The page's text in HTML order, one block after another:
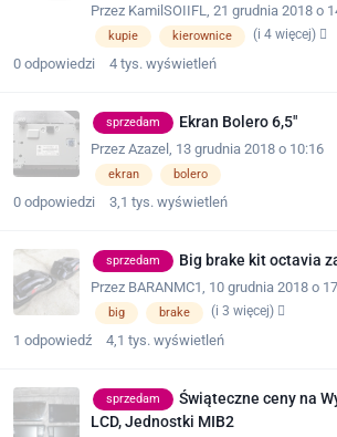
Przez KamilSOIIFL 21 grudnia 2018 o
kupie kierownice (i 4 więcej)
0 odpowiedzi 4 tys. wyświetleń
sprzedam Ekran Bolero 6,5"
Przez Azazel 13 grudnia 2018 o 10:16
ekran bolero
0 odpowiedzi 3,1 tys. wyświetleń
sprzedam Big brake kit octavia
Przez BARANMC1 10 grudnia 2018 o
big brake (i 3 więcej)
1 odpowiedź 4,1 tys. wyświetleń
sprzedam
Świąteczne ceny na
LCD, Jednostki MIB2